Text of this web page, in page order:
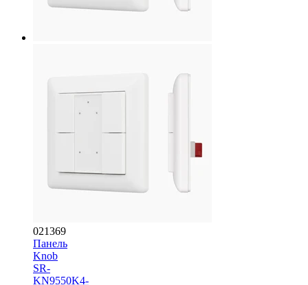
021369
Панель
Knob
SR-
KN9550K4-